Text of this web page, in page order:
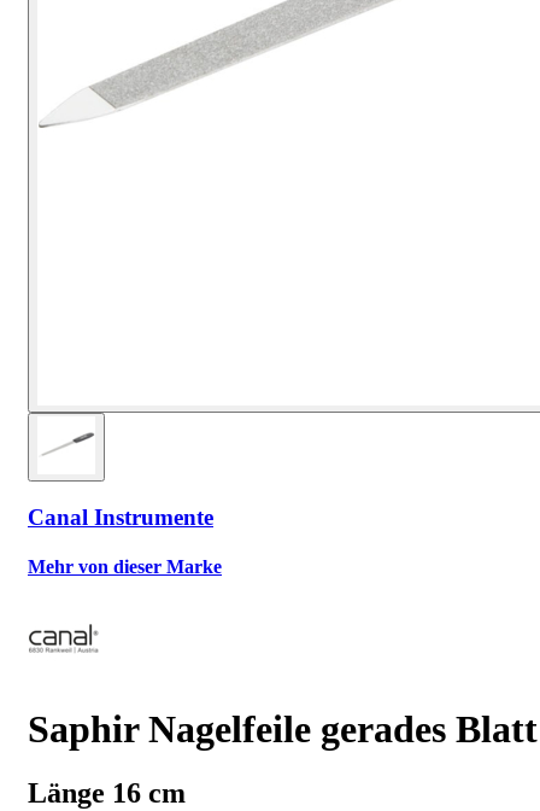
Canal Instrumente
Mehr von dieser Marke
Saphir Nagelfeile gerades Blatt
Länge 16 cm